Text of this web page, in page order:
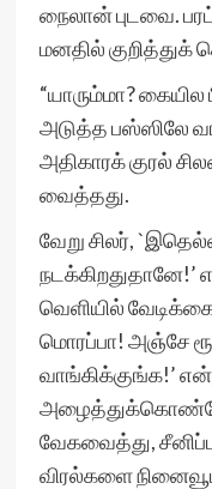
நைலான் புடவை.
மனதில்
“யாரும்மா?
அடுத்த பஸ்ஸிலே
அதிகாரக் குரல்
வைத்தது.
வேறு சிலர்,
வெளியில்
மொரப்பா! அஞ்சே
வாங்கிக்குங்க!’
வேகவைத்து,
விரல்களை